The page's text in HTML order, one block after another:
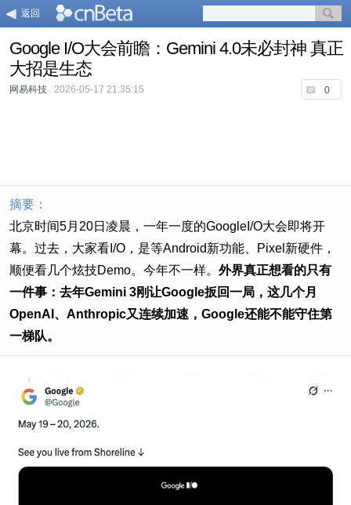
返回
Google I/O大会前瞻：Gemini 4.0未必封神 真正
大招是生态
0
网易科技 2026-05-17 21:35:15
摘要：
北京时间5月20日凌晨，一年一度的GoogleI/O大会即将开
幕。过去，大家看I/O，是等Android新功能、Pixel新硬件，
顺便看几个炫技Demo。今年不一样。 外界真正想看的只有
一件事：去年Gemini 3刚让Google扳回一局，这几个月
OpenAI、Anthropic又连续加速，Google还能不能守住第
一梯队。